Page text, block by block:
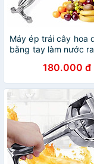
Máy ép trái cây hoa
bằng tay làm nước
mini nhỏ gọn tiện dụng
180.000 đ